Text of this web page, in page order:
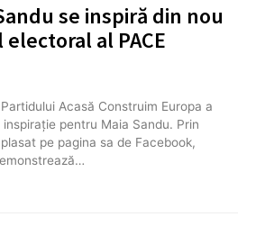
se inspiră din nou
al PACE
Acasă Construim Europa a
pentru Maia Sandu. Prin
pe pagina sa de Facebook,